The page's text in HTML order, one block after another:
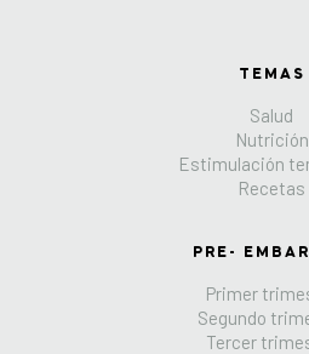
TEMAS
Salud
Nutrición
Estimulación
Recetas
PRE-
Primer
Segundo
Tercer